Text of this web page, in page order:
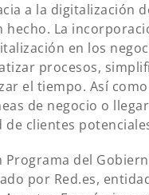
a la digitalización
hecho. La
en los
procesos,
el tiempo. Así
de negocio o
de clientes
Programa del
por Red.es,